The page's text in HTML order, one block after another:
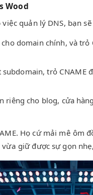
Wood
quản lý DNS, bạn
domain chính, và trỏ
trỏ CNAME
riêng cho blog, cửa
Họ cứ mải mê
giữ được sự gọn